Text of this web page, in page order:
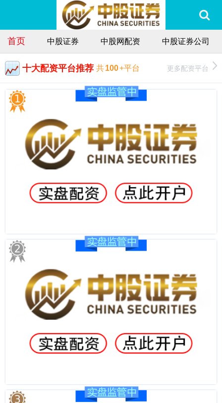
首页 中股证券 中股网配资 中股证券公司
十大配资平台推荐 共100+平台 更多配资平台